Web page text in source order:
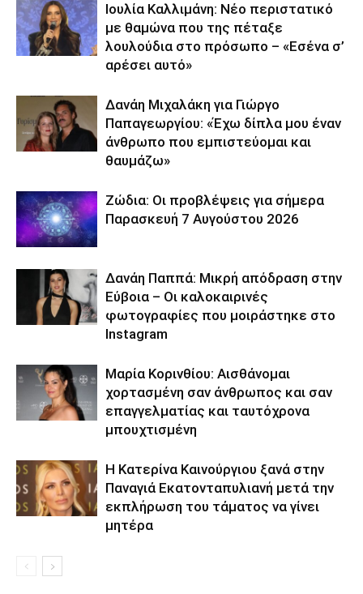
Ιουλία Καλλιμάνη: Νέο περιστατικό
με θαμώνα που της πέταξε
λουλούδια στο πρόσωπο – «Εσένα σ’
αρέσει αυτό»
Δανάη Μιχαλάκη για Γιώργο
Παπαγεωργίου: «Έχω δίπλα μου έναν
άνθρωπο που εμπιστεύομαι και
θαυμάζω»
Ζώδια: Οι προβλέψεις για σήμερα
Παρασκευή 7 Αυγούστου 2026
Δανάη Παππά: Μικρή απόδραση στην
Εύβοια – Οι καλοκαιρινές
φωτογραφίες που μοιράστηκε στο
Instagram
Μαρία Κορινθίου: Αισθάνομαι
χορτασμένη σαν άνθρωπος και σαν
επαγγελματίας και ταυτόχρονα
μπουχτισμένη
Η Κατερίνα Καινούργιου ξανά στην
Παναγιά Εκατονταπυλιανή μετά την
εκπλήρωση του τάματος να γίνει
μητέρα